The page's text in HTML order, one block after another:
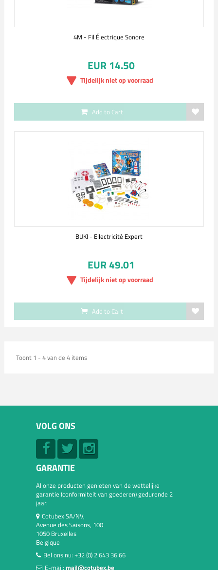
4M - Fil Électrique Sonore
EUR 14.50
Tijdelijk niet op voorraad
Add to Cart
BUKI - Ellectricité Expert
EUR 49.01
Tijdelijk niet op voorraad
Add to Cart
Toont 1 - 4 van de 4 items
VOLG ONS
GARANTIE
Al onze producten genieten van de wettelijke
garantie (conformiteit van goederen) gedurende 2
jaar.
Cotubex SA/NV,
Avenue des Saisons, 100
1050 Bruxelles
Belgique
Bel ons nu: +32 (0) 2 643 36 66
E-mail: mail@cotubex.be